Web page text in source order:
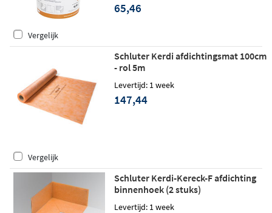
65,46
Vergelijk
Schluter Kerdi afdichtingsmat 100cm
- rol 5m
Levertijd: 1 week
147,44
Vergelijk
Schluter Kerdi-Kereck-F afdichting
binnenhoek (2 stuks)
Levertijd: 1 week